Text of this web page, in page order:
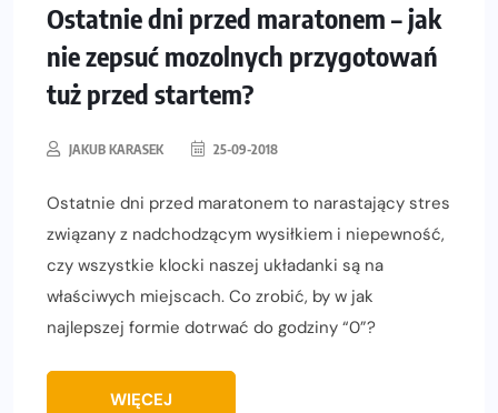
Ostatnie dni przed maratonem – jak
nie zepsuć mozolnych przygotowań
tuż przed startem?
JAKUB KARASEK 25-09-2018
Ostatnie dni przed maratonem to narastający stres
związany z nadchodzącym wysiłkiem i niepewność,
czy wszystkie klocki naszej układanki są na
właściwych miejscach. Co zrobić, by w jak
najlepszej formie dotrwać do godziny “0”?
WIĘCEJ